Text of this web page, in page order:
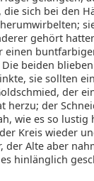
die sich bei den
gehört
beiden
sie sollten
der
herzu; der
wie es so
Kreis wieder
Alte aber
hinlänglich